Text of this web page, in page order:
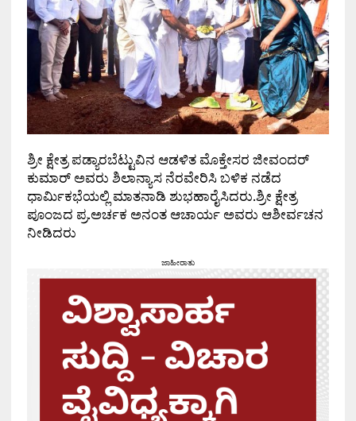
ಶ್ರೀ ಕ್ಷೇತ್ರ ಪಡ್ಯಾರಬೆಟ್ಟುವಿನ ಆಡಳಿತ ಮೊಕ್ತೇಸರ ಜೀವಂದರ್
ಕುಮಾರ್ ಅವರು ಶಿಲಾನ್ಯಾಸ ನೆರವೇರಿಸಿ ಬಳಿಕ ನಡೆದ
ಧಾರ್ಮಿಕಭೆಯಲ್ಲಿ ಮಾತನಾಡಿ ಶುಭಹಾರೈಸಿದರು.ಶ್ರೀ ಕ್ಷೇತ್ರ
ಪೂಂಜದ ಪ್ರ.ಅರ್ಚಕ ಅನಂತ ಆಚಾರ್ಯ ಅವರು ಆಶೀರ್ವಚನ
ನೀಡಿದರು
ಜಾಹೀರಾತು